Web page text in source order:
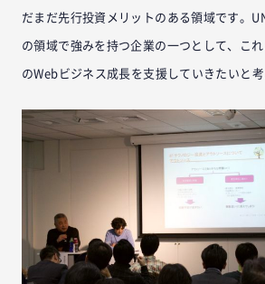
だまだ先行投資メリットのある領域です。
の領域で強みを持つ企業の一つとして、こ
のWebビジネス成長を支援していきたいと考